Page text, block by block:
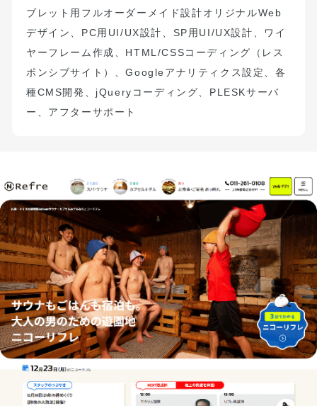
ブレット用フルオーダーメイド設計オリジナルWeb
デザイン、 PC用 UI/UX設計、 SP 用 UI/UX設計、ワイ
ヤーフレーム作成、 HTML/CSSコーディング（ レス
ポンシブサイト）
、Googleアナリティクス設定、各
種CMS開発、 jQuery コーディング、 PLESKサーバ
ー、アフターサポート